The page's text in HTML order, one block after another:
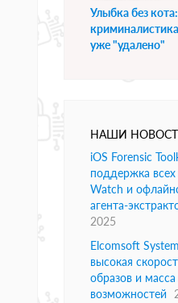
Улыбка без
уже "удалено"
НАШИ
iOS Forensic
поддержка
Watch и
агента-
2025
Elcomsoft
высокая
образов и
возможностей